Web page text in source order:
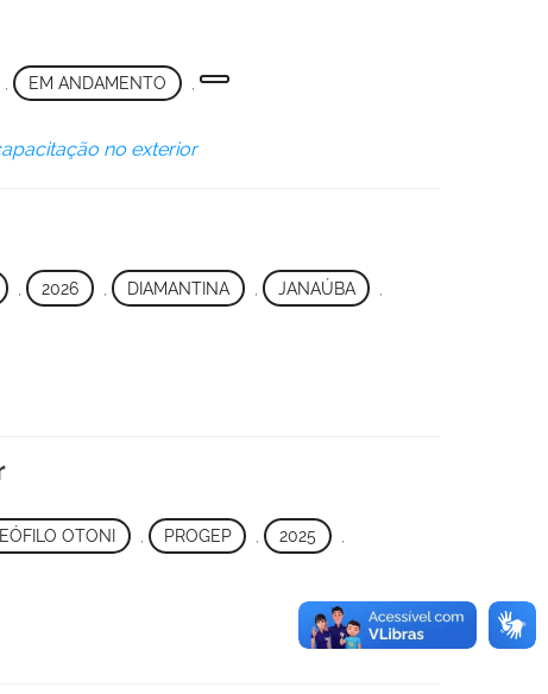
EM ANDAMENTO
no exterior
, 2026 DIAMANTINA JANAÚBA
OTONI PROGEP , 2025